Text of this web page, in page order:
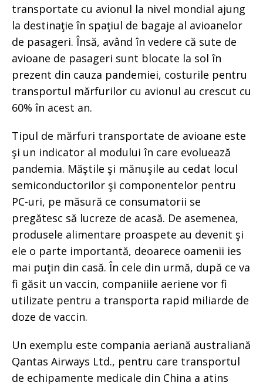
transportate cu avionul la nivel mondial ajung
la destinaţie în spaţiul de bagaje al avioanelor
de pasageri. Însă, având în vedere că sute de
avioane de pasageri sunt blocate la sol în
prezent din cauza pandemiei, costurile pentru
transportul mărfurilor cu avionul au crescut cu
60% în acest an.
Tipul de mărfuri transportate de avioane este
şi un indicator al modului în care evoluează
pandemia. Măştile şi mănuşile au cedat locul
semiconductorilor şi componentelor pentru
PC-uri, pe măsură ce consumatorii se
pregătesc să lucreze de acasă. De asemenea,
produsele alimentare proaspete au devenit şi
ele o parte importantă, deoarece oamenii ies
mai puţin din casă. În cele din urmă, după ce va
fi găsit un vaccin, companiile aeriene vor fi
utilizate pentru a transporta rapid miliarde de
doze de vaccin.
Un exemplu este compania aeriană australiană
Qantas Airways Ltd., pentru care transportul
de echipamente medicale din China a atins